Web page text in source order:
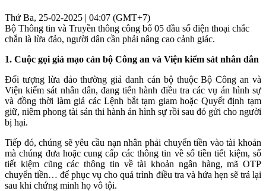
Thứ Ba, 25-02-2025 | 04:07 (GMT+7)
Bộ Thông tin và Truyền thông công bố 05 đầu số điện thoại chắc
chắn là lừa đảo, người dân cần phải nâng cao cảnh giác.
1. Cuộc gọi giả mạo cán bộ Công an và Viện kiểm sát nhân dân
Đối tượng lừa đảo thường giả danh cán bộ thuộc Bộ Công an và
Viện kiểm sát nhân dân, đang tiến hành điều tra các vụ án hình sự
và đồng thời làm giả các Lệnh bắt tạm giam hoặc Quyết định tạm
giữ, niêm phong tài sản thi hành án hình sự rồi sau đó gửi cho người
bị hại.
Tiếp đó, chúng sẽ yêu cầu nạn nhân phải chuyển tiền vào tài khoản
mà chúng đưa hoặc cung cấp các thông tin về số tiền tiết kiệm, sổ
tiết kiệm cũng các thông tin về tài khoản ngân hàng, mã OTP
chuyển tiền… để phục vụ cho quá trình điều tra và hứa hẹn sẽ trả lại
sau khi chứng minh họ vô tội.